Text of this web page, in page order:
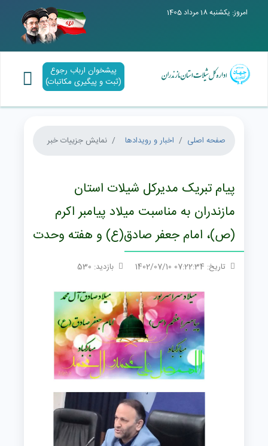
امروز: یکشنبه 18 مرداد 1405
پیشخوان ارباب رجوع
(ثبت و پیگیری مکاتبات)
صفحه اصلی اخبار و رویدادها نمایش جزییات خبر
پیام تبریک مدیرکل شیلات استان
مازندران به مناسبت میلاد پیامبر اکرم
(ص)، امام جعفر صادق(ع) و هفته وحدت
تاریخ: 07:22:34 1402/07/10 بازدید: 530